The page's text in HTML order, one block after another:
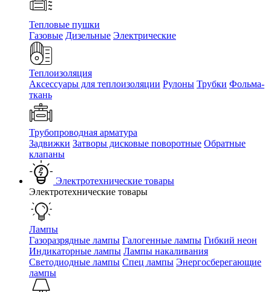
Тепловые пушки
Газовые Дизельные Электрические
Теплоизоляция
Аксессуары для теплоизоляции Рулоны Трубки Фольма-
ткань
Трубопроводная арматура
Задвижки Затворы дисковые поворотные Обратные
клапаны
Электротехнические товары
Электротехнические товары
Лампы
Газоразрядные лампы Галогенные лампы Гибкий неон
Индикаторные лампы Лампы накаливания
Светодиодные лампы Спец лампы Энергосберегающие
лампы